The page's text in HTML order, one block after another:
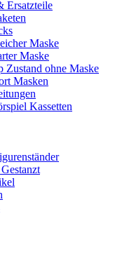
Ersatzteile
Maske
Maske
ohne Maske
Masken
Kassetten